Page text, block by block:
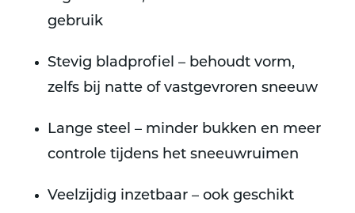
gebruik
Stevig bladprofiel – behoudt vorm,
zelfs bij natte of vastgevroren sneeuw
Lange steel – minder bukken en meer
controle tijdens het sneeuwruimen
Veelzijdig inzetbaar – ook geschikt